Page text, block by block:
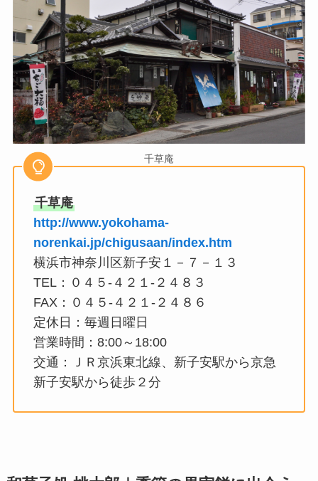
千草庵
千草庵
http://www.yokohama-
norenkai.jp/chigusaan/index.htm
横浜市神奈川区新子安１－７－１３
TEL：０４５-４２１-２４８３
FAX：０４５-４２１-２４８６
定休日：毎週日曜日
営業時間：8:00～18:00
交通：ＪＲ京浜東北線、新子安駅から京急
新子安駅から徒歩２分